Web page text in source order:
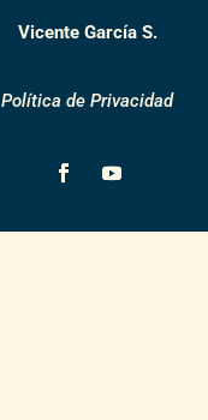
Vicente García S.
Política de Privacidad